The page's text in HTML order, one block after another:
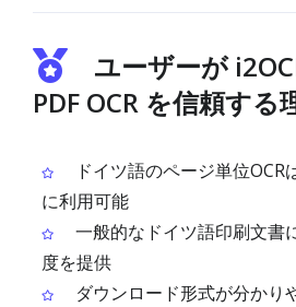
ユーザーが
PDF OCR を信頼する
ドイツ語のページ単位OCR
に利用可能
一般的なドイツ語印刷文書
度を提供
ダウンロード形式が分かり